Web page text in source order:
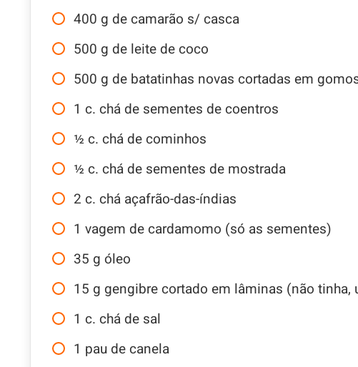
400 g de camarão s/ casca
500 g de leite de coco
500 g de batatinhas novas cortadas em
1 c. chá de sementes de coentros
½ c. chá de cominhos
½ c. chá de sementes de mostrada
2 c. chá açafrão-das-índias
1 vagem de cardamomo (só as sementes)
35 g óleo
15 g gengibre cortado em lâminas (não tinha,
1 c. chá de sal
1 pau de canela